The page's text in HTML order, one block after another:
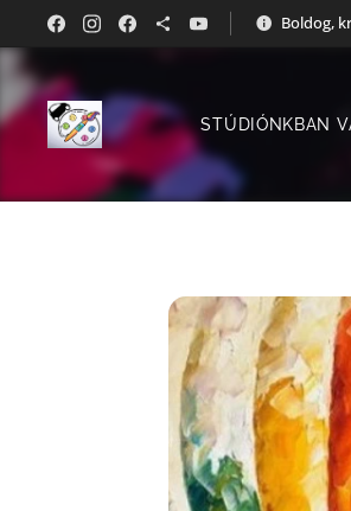
Boldog,
STÚDIÓNKBAN